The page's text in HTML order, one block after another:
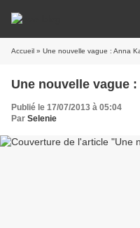
Accueil » Une nouvelle vague : Anna
Une nouvelle vague
Publié le 17/07/2013 à 05:04
Par Selenie